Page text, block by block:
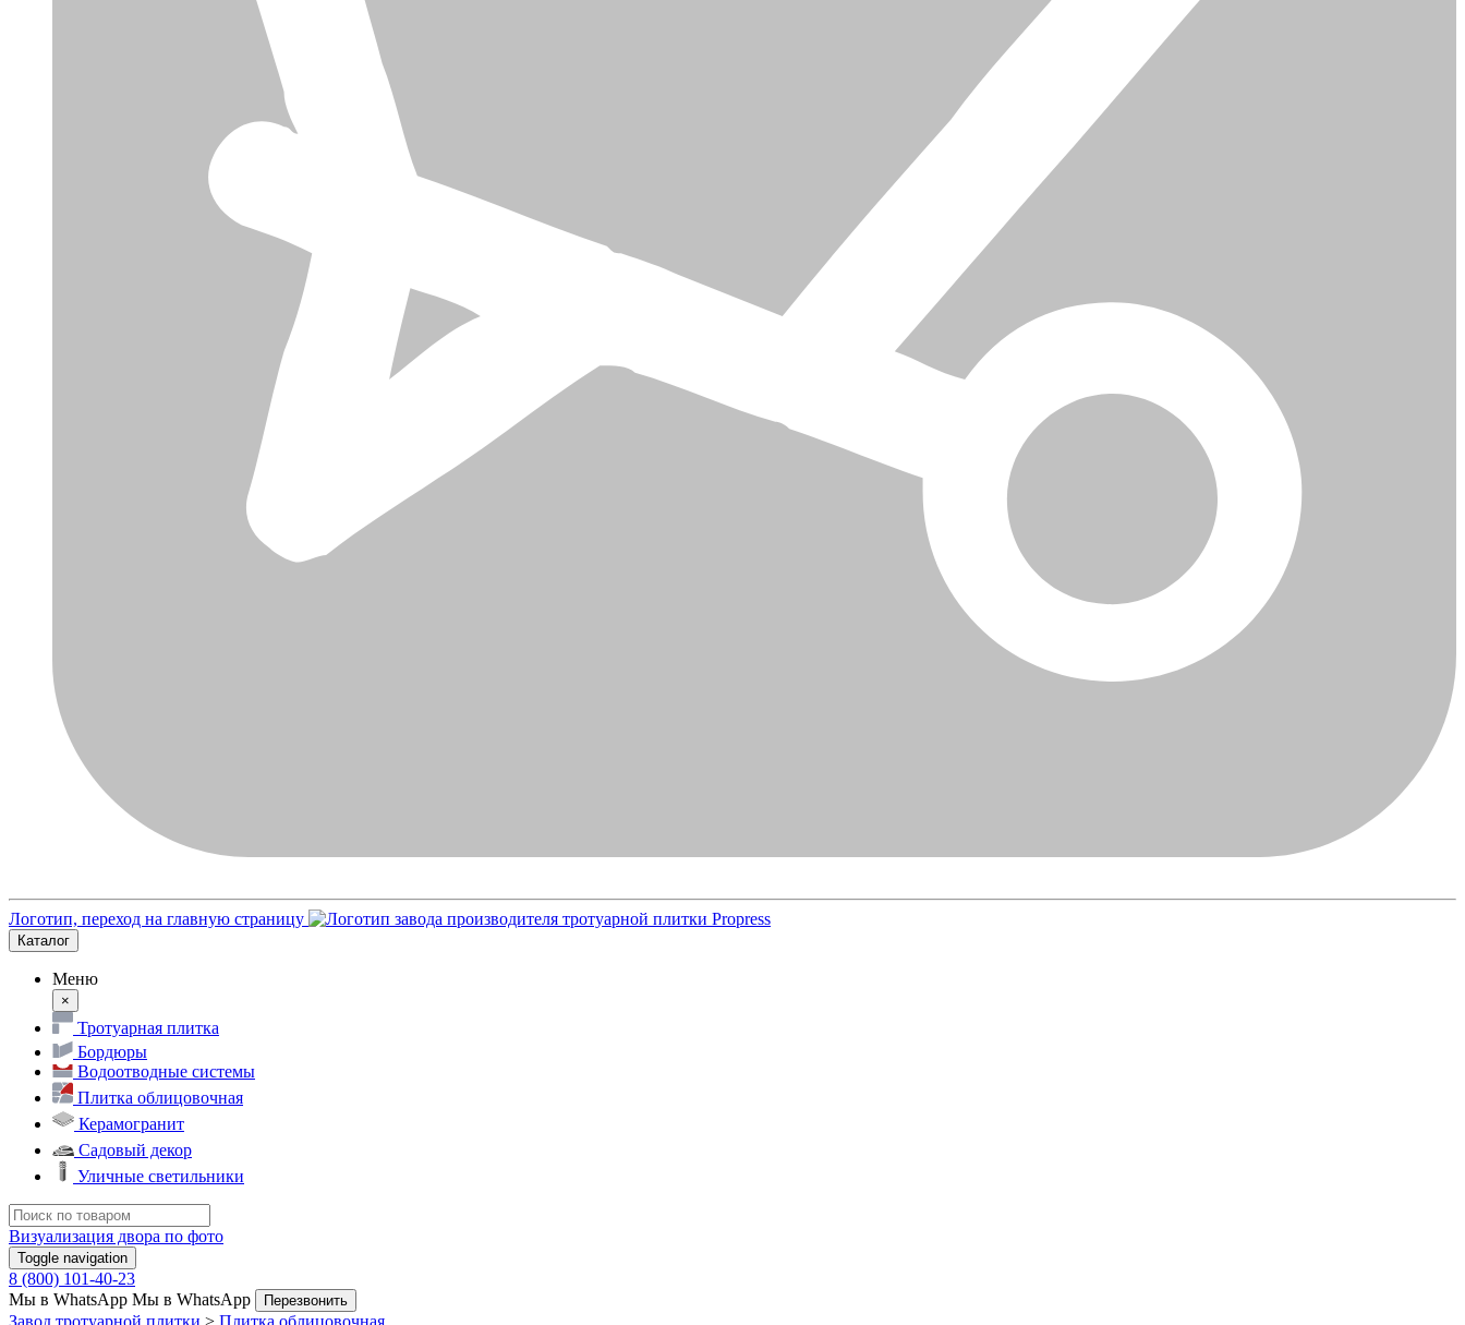
Логотип, переход на главную страницу
Каталог
Меню
×
Тротуарная плитка
Бордюры
Водоотводные системы
Плитка облицовочная
Керамогранит
Садовый декор
Уличные светильники
Визуализация двора по фото
Toggle navigation
8 (800) 101-40-23
Мы в WhatsApp Мы в WhatsApp Перезвонить
Завод тротуарной плитки > Плитка облицовочная